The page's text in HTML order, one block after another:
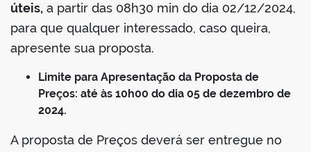
úteis, a partir das 08h30 min do dia 02/12/2024,
para que qualquer interessado, caso queira,
apresente sua proposta.
Limite para Apresentação da Proposta de
Preços: até às 10h00 do dia 05 de dezembro de
2024.
A proposta de Preços deverá ser entregue no